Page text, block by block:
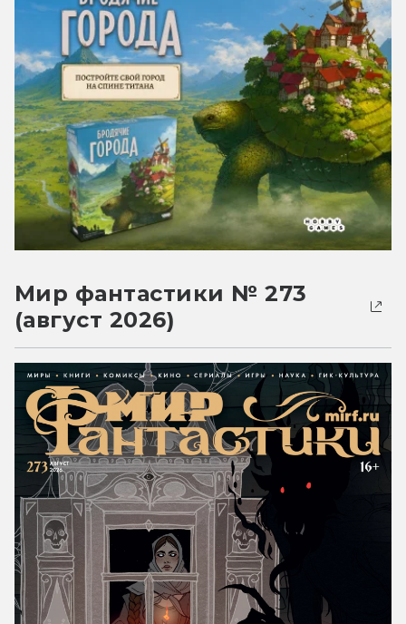
Мир фантастики № 273
(август 2026)